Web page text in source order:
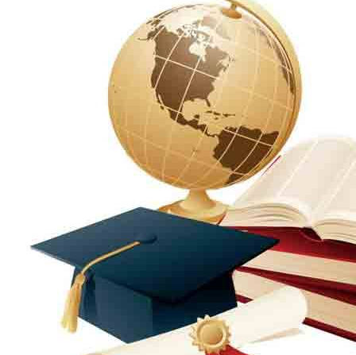
الإنتاج الحيواني
بساتين الزينة
بساتين الفاكهة
الحشرات الإقتصادية والمبيدات
الحيوان والنيماتولوجيا الزراعية
الخضر
الصناعات الغذائية
الكيميـــاء الحيوية
النبات الزراعى
الميكروبيولوجيا الزراعية
الهندسة الزراعية
الوراثة
البرامج التعليمية
برامج اللغة العربية
برامج اللغة الانجليزية
التعليم المفتوح